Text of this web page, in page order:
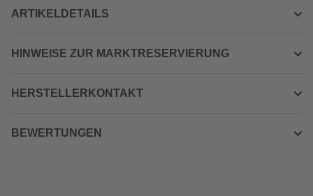
ARTIKELDETAILS
HINWEISE ZUR MARKTRESERVIERUNG
HERSTELLERKONTAKT
BEWERTUNGEN